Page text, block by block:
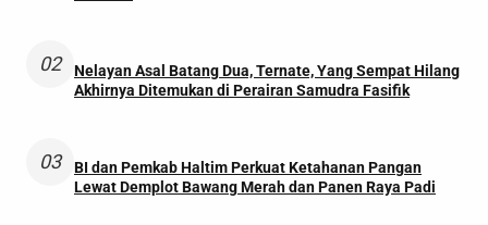
02
Nelayan Asal Batang Dua, Ternate, Yang Sempat Hilang
Akhirnya Ditemukan di Perairan Samudra Fasifik
03
BI dan Pemkab Haltim Perkuat Ketahanan Pangan
Lewat Demplot Bawang Merah dan Panen Raya Padi